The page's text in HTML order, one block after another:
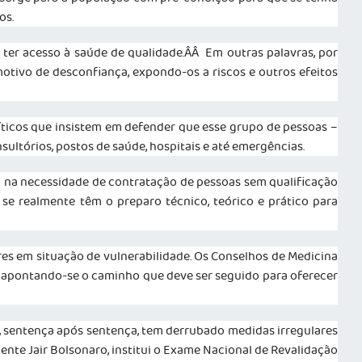
acesso à saúde de qualidade.ÂÂ Em outras palavras, por
de desconfiança, expondo-os a riscos e outros efeitos
que insistem em defender que esse grupo de pessoas –
postos de saúde, hospitais e até emergências.
necessidade de contratação de pessoas sem qualificação
realmente têm o preparo técnico, teórico e prático para
em situação de vulnerabilidade. Os Conselhos de Medicina
se o caminho que deve ser seguido para oferecer
após sentença, tem derrubado medidas irregulares
Jair Bolsonaro, institui o Exame Nacional de Revalidação